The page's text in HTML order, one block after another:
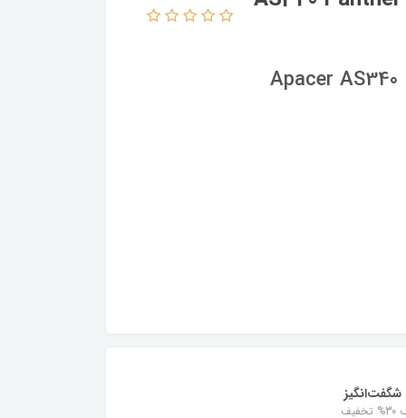
Apacer AS340